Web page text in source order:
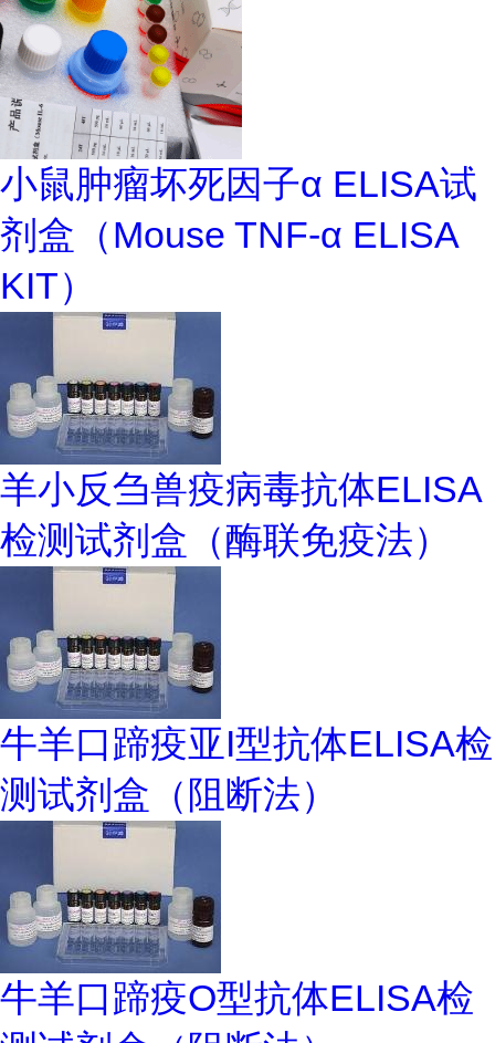
小鼠肿瘤坏死因子α ELISA试
剂盒（Mouse TNF-α ELISA
KIT）
羊小反刍兽疫病毒抗体ELISA
检测试剂盒（酶联免疫法）
牛羊口蹄疫亚I型抗体ELISA检
测试剂盒（阻断法）
牛羊口蹄疫O型抗体ELISA检